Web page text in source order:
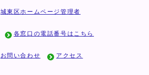
城東区ホームページ管理者
各窓口の電話番号はこちら
お問い合わせ アクセス